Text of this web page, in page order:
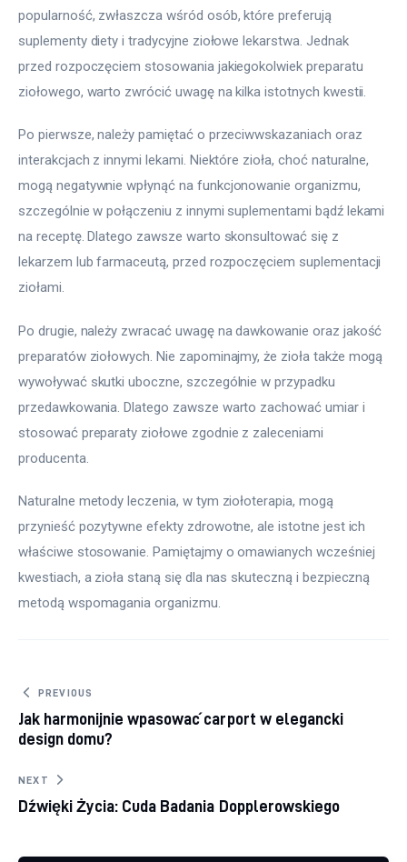
popularność, zwłaszcza wśród osób, które preferują
suplementy diety i tradycyjne ziołowe lekarstwa. Jednak
przed rozpoczęciem stosowania jakiegokolwiek preparatu
ziołowego, warto zwrócić uwagę na kilka istotnych kwestii.
Po pierwsze, należy pamiętać o przeciwwskazaniach oraz
interakcjach z innymi lekami. Niektóre zioła, choć naturalne,
mogą negatywnie wpłynąć na funkcjonowanie organizmu,
szczególnie w połączeniu z innymi suplementami bądź lekami
na receptę. Dlatego zawsze warto skonsultować się z
lekarzem lub farmaceutą, przed rozpoczęciem suplementacji
ziołami.
Po drugie, należy zwracać uwagę na dawkowanie oraz jakość
preparatów ziołowych. Nie zapominajmy, że zioła także mogą
wywoływać skutki uboczne, szczególnie w przypadku
przedawkowania. Dlatego zawsze warto zachować umiar i
stosować preparaty ziołowe zgodnie z zaleceniami
producenta.
Naturalne metody leczenia, w tym ziołoterapia, mogą
przynieść pozytywne efekty zdrowotne, ale istotne jest ich
właściwe stosowanie. Pamiętajmy o omawianych wcześniej
kwestiach, a zioła staną się dla nas skuteczną i bezpieczną
metodą wspomagania organizmu.
Nawigacja wpisu
PREVIOUS
Jak harmonijnie wpasować carport w elegancki
design domu?
NEXT
Dźwięki Życia: Cuda Badania Dopplerowskiego